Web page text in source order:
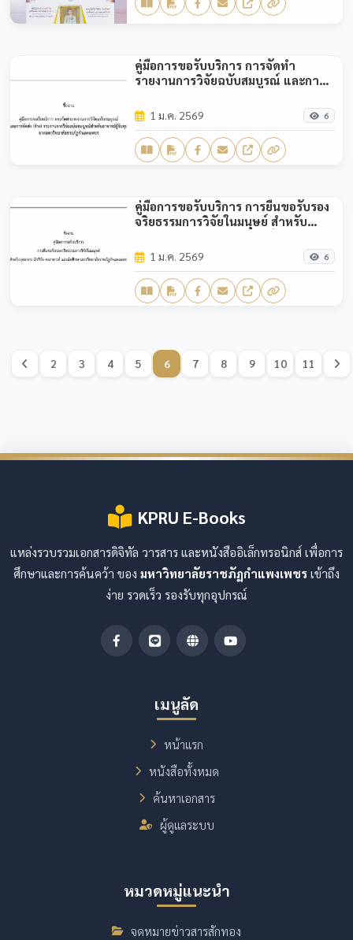
คู่มือการขอรับบริการ การจัดทำ
รายงานการวิจัยฉบับสมบูรณ์ และการ
สมบูรณ์สำหรับอาจารย์ผู้รับทุนจาก
มหาวิทยาลัยราชภัฏกำแพงเพชร
1 ม.ค. 2569 6
คู่มือการขอรับบริการ การยื่นขอรับรอง
จริยธรรมการวิจัยในมนุษย์ สำหรับ
นักศึกษามหาวิทยาลัยราชภัฏ
กำแพงเพชร
1 ม.ค. 2569 6
2 3 4 5 6 7 8 9 10 11
KPRU E-Books
แหล่งรวบรวมเอกสารดิจิทัล วารสาร และหนังสืออิเล็กทรอนิกส์ เพื่อการ
ศึกษาและการค้นคว้า ของ มหาวิทยาลัยราชภัฏกำแพงเพชร เข้าถึง
ง่าย รวดเร็ว รองรับทุกอุปกรณ์
เมนูลัด
หน้าแรก
หนังสือทั้งหมด
ค้นหาเอกสาร
ผู้ดูแลระบบ
หมวดหมู่แนะนำ
จดหมายข่าวสารสักทอง